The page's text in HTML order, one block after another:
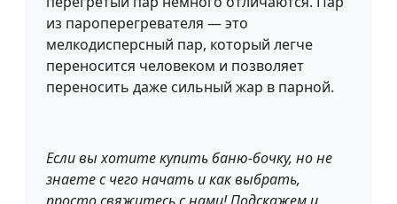
из пароперегревателя — это
мелкодисперсный пар, который легче
переносится человеком и позволяет
переносить даже сильный жар в парной.
Если вы хотите купить баню-бочку, но не
знаете с чего начать и как выбрать,